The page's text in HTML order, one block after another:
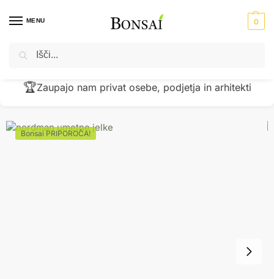
MENU 0
Domov / Umetne jelke - novoletne jelke - božična drevesa
🏆Zaupajo nam privat osebe, podjetja in arhitekti
Bonsai PRIPOROČA!